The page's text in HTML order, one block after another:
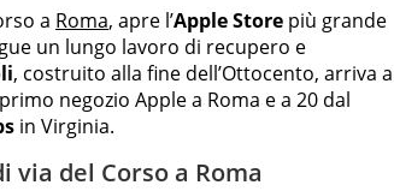
a Roma, apre l’Apple Store più grande
un lungo lavoro di recupero e
, costruito alla fine dell’Ottocento, arriva a
negozio Apple a Roma e a 20 dal
in Virginia.
via del Corso a Roma